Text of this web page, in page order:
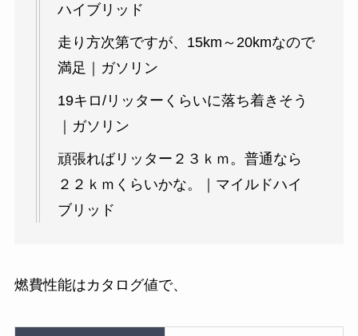
ハイブリッド
走り方次第ですが、15km～20kmなので
満足｜ガソリン
19キロ/リッターくらいに落ち着きそう
｜ガソリン
頑張ればリッター２３ｋｍ。普通なら
２２ｋｍくらいかな。｜マイルドハイ
ブリッド
燃費性能はカタログ値で、